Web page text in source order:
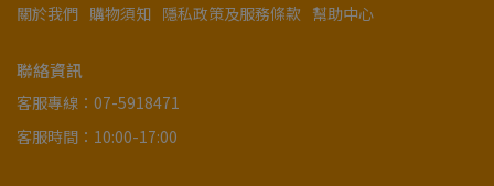
關於我們 購物須知 隱私政策及服務條款 幫助中心
聯絡資訊
客服專線：07-5918471
客服時間：10:00-17:00